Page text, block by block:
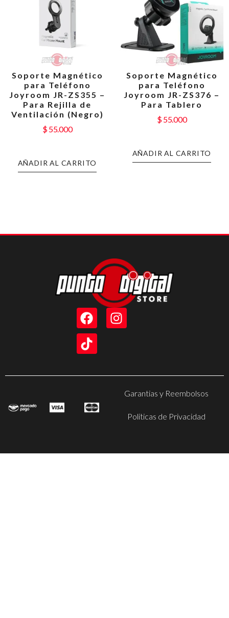
Soporte Magnético
para Teléfono
Joyroom JR-ZS355 –
Para Rejilla de
Ventilación (Negro)
$55.000
AÑADIR AL CARRITO
Soporte Magnético
para Teléfono
Joyroom JR-ZS376 –
Para Tablero
$55.000
AÑADIR AL CARRITO
Garantias y Reembolsos
Politicas de Privacidad